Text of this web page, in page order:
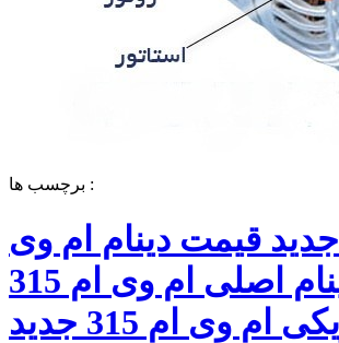
برچسب ها :
دینام ام وی ام 315 جدید قیمت دینام ام وی
ام 315 جدید دینام اصلی ام وی ام 315
جدید دینام فابریکی ام وی ام 315 جدید